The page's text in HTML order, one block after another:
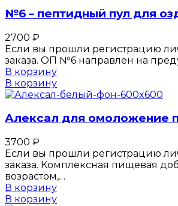
№6 – пептидный пул для
2700 ₽
Если вы прошли регистрацию
заказа. ОП №6 направлен на
В корзину
В корзину
Алексал для омоложение
3700 ₽
Если вы прошли регистрацию
заказа. Комплексная пищевая
возрастом,…
В корзину
В корзину